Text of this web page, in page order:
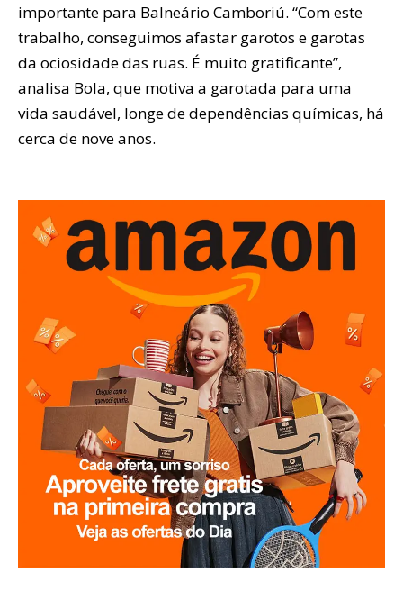
importante para Balneário Camboriú. “Com este
trabalho, conseguimos afastar garotos e garotas
da ociosidade das ruas. É muito gratificante”,
analisa Bola, que motiva a garotada para uma
vida saudável, longe de dependências químicas, há
cerca de nove anos.